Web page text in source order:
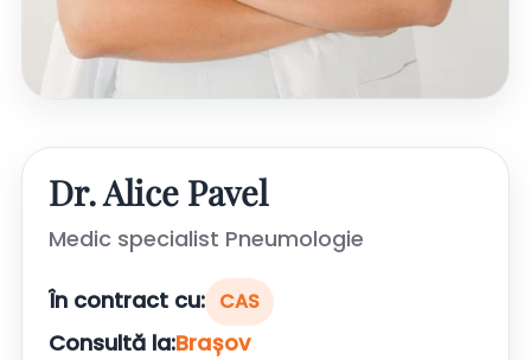
Dr. Alice Pavel
Medic specialist Pneumologie
În contract cu: CAS
Consultă la:Brașov